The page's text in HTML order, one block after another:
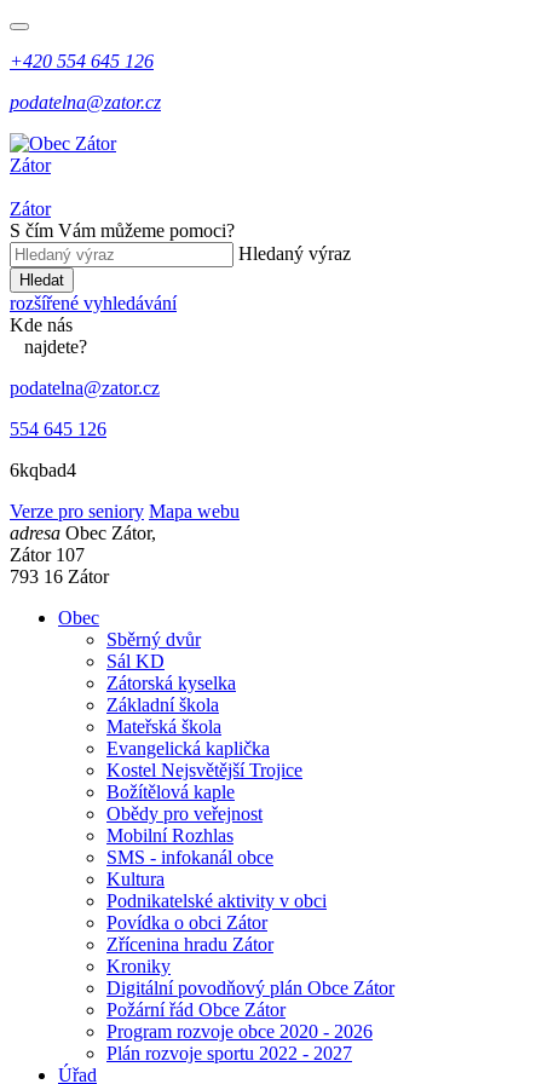
+420 554 645 126
podatelna@zator.cz
Zátor
Zátor
S čím Vám můžeme pomoci?
Hledaný výraz
Hledat
rozšířené vyhledávání
Kde nás
najdete?
podatelna@zator.cz
554 645 126
6kqbad4
Verze pro seniory Mapa webu
adresa Obec Zátor,
Zátor 107
793 16 Zátor
Obec
Sběrný dvůr
Sál KD
Zátorská kyselka
Základní škola
Mateřská škola
Evangelická kaplička
Kostel Nejsvětější Trojice
Božítělová kaple
Obědy pro veřejnost
Mobilní Rozhlas
SMS - infokanál obce
Kultura
Podnikatelské aktivity v obci
Povídka o obci Zátor
Zřícenina hradu Zátor
Kroniky
Digitální povodňový plán Obce Zátor
Požární řád Obce Zátor
Program rozvoje obce 2020 - 2026
Plán rozvoje sportu 2022 - 2027
Úřad